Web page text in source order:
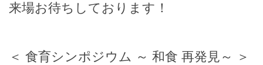
来場お待ちしております！
＜ 食育シンポジウム ～ 和食 再発見～ ＞